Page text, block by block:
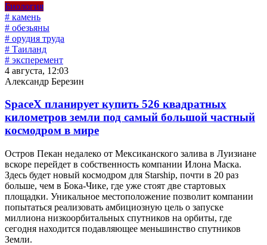
Биология
# камень
# обезьяны
# орудия труда
# Таиланд
# эксперемент
4 августа, 12:03
Александр Березин
SpaceX планирует купить 526 квадратных
километров земли под самый большой частный
космодром в мире
Остров Пекан недалеко от Мексиканского залива в Луизиане
вскоре перейдет в собственность компании Илона Маска.
Здесь будет новый космодром для Starship, почти в 20 раз
больше, чем в Бока-Чике, где уже стоят две стартовых
площадки. Уникальное местоположение позволит компании
попытаться реализовать амбициозную цель о запуске
миллиона низкоорбитальных спутников на орбиты, где
сегодня находится подавляющее меньшинство спутников
Земли.